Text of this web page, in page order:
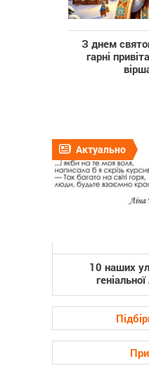
З днем
гарні
Актуально
10 наших